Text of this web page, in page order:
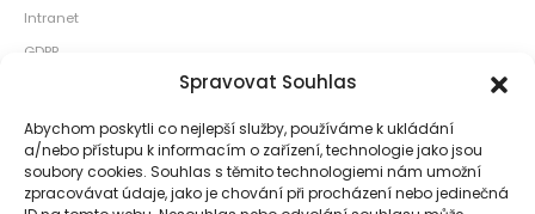
Spravovat Souhlas
Abychom poskytli co nejlepší služby, používáme k ukládání
a/nebo přístupu k informacím o zařízení, technologie jako jsou
soubory cookies. Souhlas s těmito technologiemi nám umožní
zpracovávat údaje, jako je chování při procházení nebo jedinečná
Intranet
GDPR
Sídlo: Václavské náměstí 813/57 110 00 Praha 1
Pobočka: Smíchov City Za Ženskými domovy 3379/1 150 00 Praha 5